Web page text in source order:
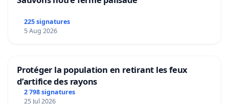
225 signatures
5 Aug 2026
Protéger la population en retirant les feux
d’artifice des rayons
2 798 signatures
25 Jul 2026